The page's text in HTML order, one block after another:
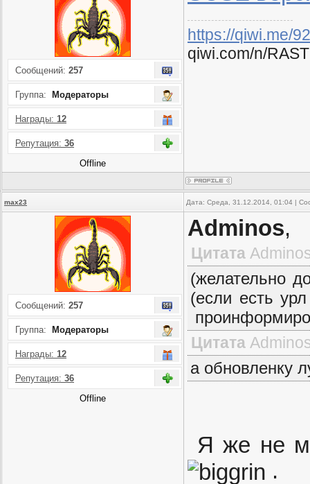
Сообщений: 257
Группа: Модераторы
Награды: 12
Репутация: 36
Offline
https://qiwi.me/
qiwi.com/n/
max23 Дата: Среда, 31.12.2014, 01:04 |
Сообщений: 257
Группа: Модераторы
Награды: 12
Репутация: 36
Offline
Adminos,
Цитата
(желательно
(если есть
Цитата
а обновленку
Я же не
.